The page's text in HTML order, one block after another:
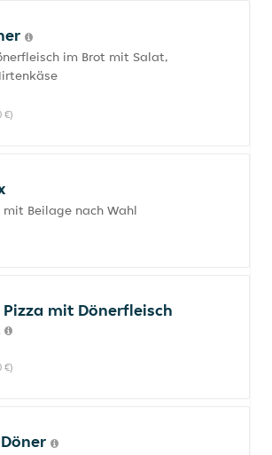
im Brot mit Salat,
€)
mit Beilage nach Wahl
Pizza mit Dönerfleisch
€)